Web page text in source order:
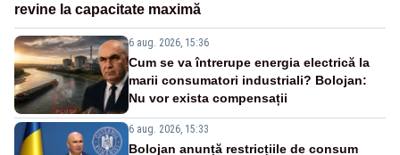
revine la capacitate maximă
6 aug. 2026, 15:36
Cum se va întrerupe energia electrică la
marii consumatori industriali? Bolojan:
Nu vor exista compensații
6 aug. 2026, 15:33
Bolojan anunță restricțiile de consum